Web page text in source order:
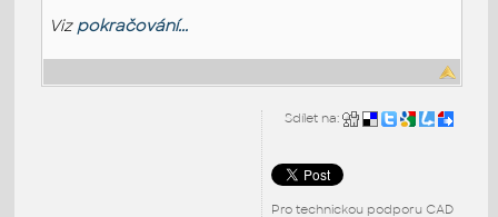
Viz pokračování...
Sdílet na:
Pro technickou podporu CAD